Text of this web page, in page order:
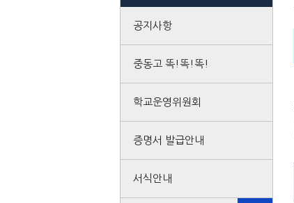
공지사항
중동고 똑!똑!똑!
학교운영위원회
증명서 발급안내
서식안내